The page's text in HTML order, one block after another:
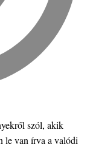
szól, akik
le van írva a valódi